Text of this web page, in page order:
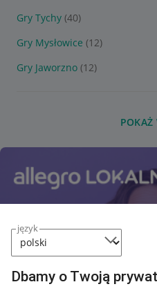
język
Dbamy o Twoją
Gry Tychy (40)
Gry Mysłowice (12)
Gry Jaworzno (12)
POKAŻ